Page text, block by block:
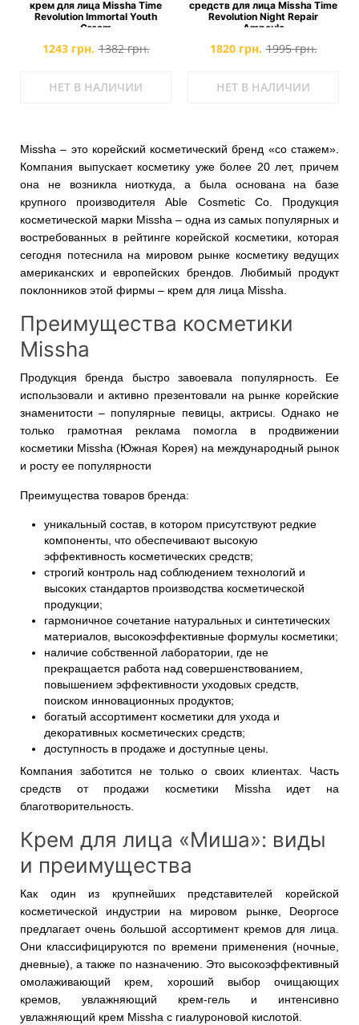
крем для лица Missha Time
Revolution Immortal Youth
Cream
1243 грн. 1382 грн.
НЕТ В НАЛИЧИИ
средств для лица Missha Time
Revolution Night Repair
Ampoule
1820 грн. 1995 грн.
НЕТ В НАЛИЧИИ
Missha – это корейский косметический бренд «со стажем».
Компания выпускает косметику уже более 20 лет, причем
она не возникла ниоткуда, а была основана на базе
крупного производителя Able Cosmetic Co. Продукция
косметической марки Missha – одна из самых популярных и
востребованных в рейтинге корейской косметики, которая
сегодня потеснила на мировом рынке косметику ведущих
американских и европейских брендов. Любимый продукт
поклонников этой фирмы – крем для лица Missha.
Преимущества косметики
Missha
Продукция бренда быстро завоевала популярность. Ее
использовали и активно презентовали на рынке корейские
знаменитости – популярные певицы, актрисы. Однако не
только грамотная реклама помогла в продвижении
косметики Missha (Южная Корея) на международный рынок
и росту ее популярности
Преимущества товаров бренда:
уникальный состав, в котором присутствуют редкие
компоненты, что обеспечивают высокую
эффективность косметических средств;
строгий контроль над соблюдением технологий и
высоких стандартов производства косметической
продукции;
гармоничное сочетание натуральных и синтетических
материалов, высокоэффективные формулы косметики;
наличие собственной лаборатории, где не
прекращается работа над совершенствованием,
повышением эффективности уходовых средств,
поиском инновационных продуктов;
богатый ассортимент косметики для ухода и
декоративных косметических средств;
доступность в продаже и доступные цены.
Компания заботится не только о своих клиентах. Часть
средств от продажи косметики Missha идет на
благотворительность.
Крем для лица «Миша»: виды
и преимущества
Как один из крупнейших представителей корейской
косметической индустрии на мировом рынке, Deoproce
предлагает очень большой ассортимент кремов для лица.
Они классифицируются по времени применения (ночные,
дневные), а также по назначению. Это высокоэффективный
омолаживающий крем, хороший выбор очищающих
кремов, увлажняющий крем-гель и интенсивно
увлажняющий крем Missha с гиалуроновой кислотой.